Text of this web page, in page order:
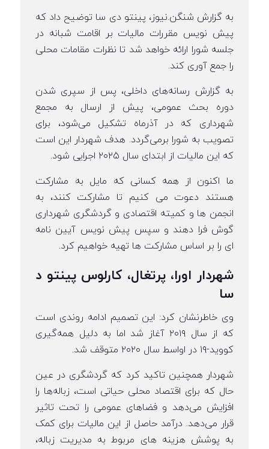
به گزارش شنگن.نیوز، پینتو دی سا توضیح داد که
پیش نویس مقررات مالیات بر اقامت شبانه در
جلسه شورا ارائه خواهد شد تا نظرات مقامات محلی
را جمع آوری کند.
به گزارش رسانه‌های داخلی، پس از سپری شدن
دوره بحث عمومی، پیش از ارسال به مجمع
شهرداری که در آذرماه تشکیل می‌شود، برای
تصویب به شورا برمی‌گردد. هدف شهردار این است
که این مالیات از ابتدای سال ۲۰۲۵ اجرایی شود.
ما اکنون از همه کسانی که مایل به مشارکت
هستند دعوت می کنیم تا مشارکت کنند، به
انجمن ها و کمیته اقتصادی و گردشگری شهرداری
گوش فرا دهند و سپس پیش نویس آیین نامه
ای را بر اساس مشارکت ها تهیه خواهیم کرد.
شهردار اورا، پرتغال، کارلوس پینتو د
سا
وی خاطرنشان کرد: این تصمیم ادامه روندی است
که از سال ۲۰۱۹ آغاز شد اما به دلیل همه‌گیری
کووید-۱۹ در اواسط سال ۲۰۲۰ متوقف شد.
شهردار همچنین تاکید کرد که گردشگری در عین
حال که برای اقتصاد محلی حیاتی است، زباله‌ها را
افزایش می‌دهد و فضاهای عمومی را تحت تاثیر
قرار می‌دهد. درآمد حاصل از این مالیات برای کمک
به پوشش هزینه های مربوط به مدیریت زباله،